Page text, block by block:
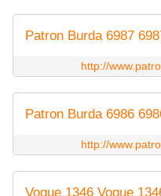
Patron Burda 6987
http://
http://